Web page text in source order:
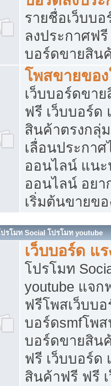
รายชื่อเว็บบ
ลงประกาศฟรี
บอร์ดขายสิน
โพสขายขอ
เว็บบอร์ดขา
ฟรี เว็บบอร์ด
สินค้าตรงกลุ่
เลื่อนประกา
ออนไลน์ แนะ
ออนไลน์ อย
เริ่มต้นขายข
รโมท Social โปรโมท youtube
เว็บบอร์ด แร
โปรโมท
youtube แจก
ฟรีโพสเว็บบอ
บอร์ดsmfโพ
บอร์ดขายสิน
ฟรี เว็บบอร์ด
สินค้าฟรี ฟรี